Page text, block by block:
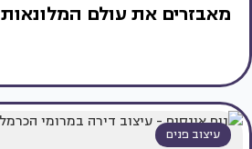
מאבזרים את עולם המלונאות
עיצוב פנים